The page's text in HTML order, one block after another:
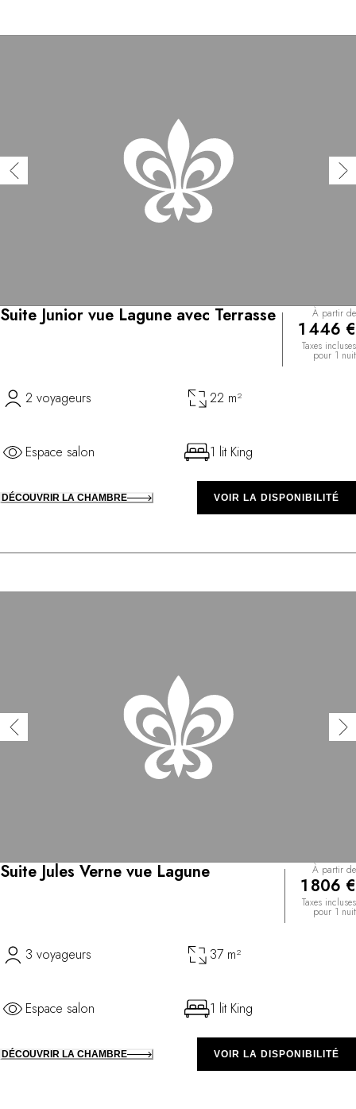
Suite Junior vue Lagune avec Terrasse À partir de
1 446 €
Taxes incluses
pour 1 nuit
2 voyageurs 22 m²
Espace salon 1 lit King
DÉCOUVRIR LA CHAMBRE VOIR LA DISPONIBILITÉ
Suite Jules Verne vue Lagune À partir de
1 806 €
Taxes incluses
pour 1 nuit
3 voyageurs 37 m²
Espace salon 1 lit King
DÉCOUVRIR LA CHAMBRE VOIR LA DISPONIBILITÉ